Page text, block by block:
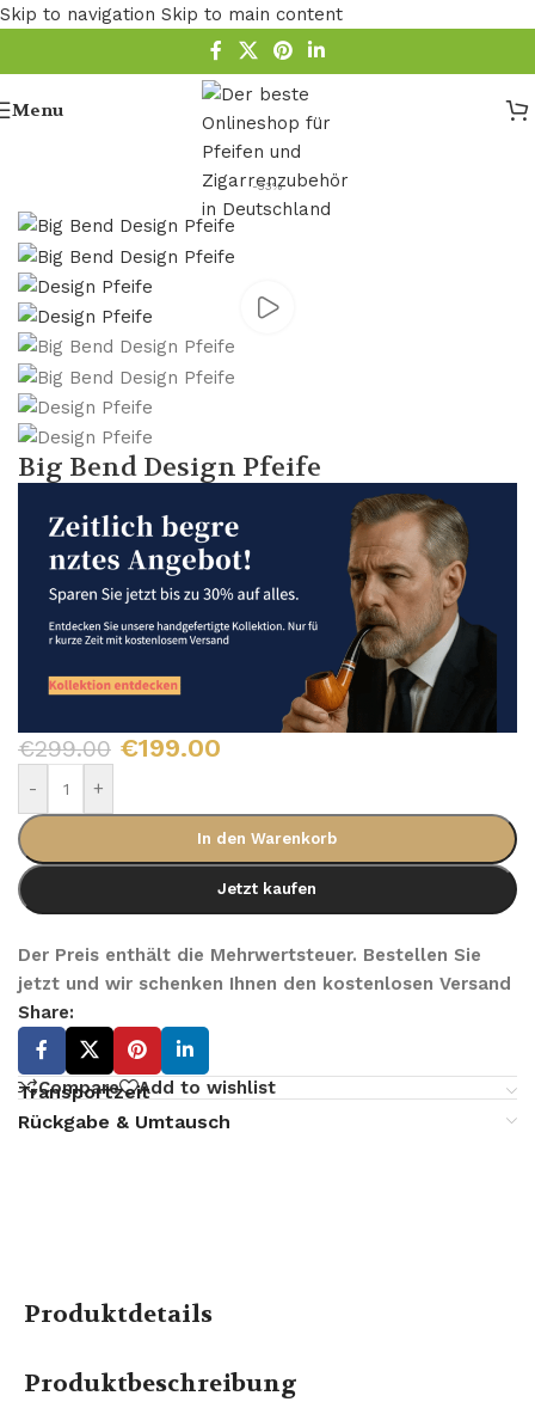
Skip to navigation Skip to main content
Menu
-33%
Big Bend Design Pfeife
€299.00 €199.00
- +
In den Warenkorb
Jetzt kaufen
Der Preis enthält die Mehrwertsteuer. Bestellen Sie
jetzt und wir schenken Ihnen den kostenlosen Versand
Share:
Compare Add to wishlist
Transportzeit
Rückgabe & Umtausch
Produktdetails
Produktbeschreibung